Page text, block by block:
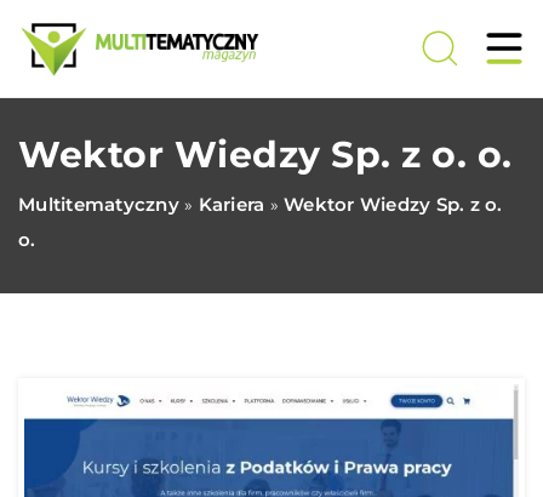
Wektor Wiedzy Sp. z o. o.
Multitematyczny» Kariera » Wektor Wiedzy Sp. z o.
o.